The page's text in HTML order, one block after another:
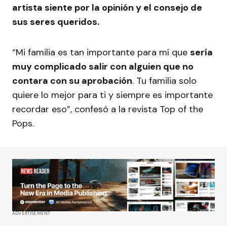
artista siente por la opinión y el consejo de
sus seres queridos.
“Mi familia es tan importante para mí que sería
muy complicado salir con alguien que no
contara con su aprobación. Tu familia solo
quiere lo mejor para ti y siempre es importante
recordar eso”, confesó a la revista Top of the
Pops.
ADVERTISEMENT